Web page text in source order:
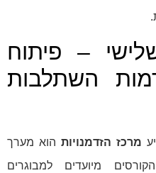
– פיתוח
השתלבות
מרכז הזדמנויות הוא מערך
מיועדים למבוגרים